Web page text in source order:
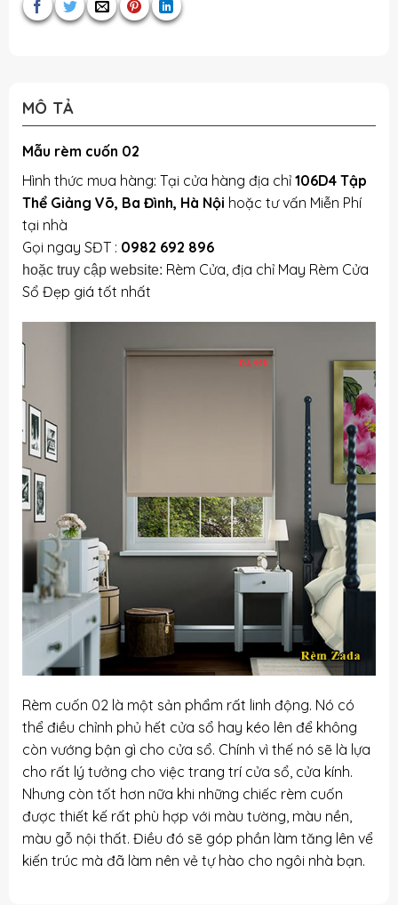
MÔ TẢ
Mẫu rèm cuốn 02
Hình thức mua hàng: Tại cửa hàng địa chỉ 106D4 Tập
Thể Giảng Võ, Ba Đình, Hà Nội hoặc tư vấn Miễn Phí
tại nhà
Gọi ngay SĐT : 0982 692 896
hoặc truy cập website: Rèm Cửa, địa chỉ May Rèm Cửa
Sổ Đẹp giá tốt nhất
Rèm cuốn 02 là một sản phẩm rất linh động. Nó có
thể điều chỉnh phủ hết cửa sổ hay kéo lên để không
còn vướng bận gì cho cửa sổ. Chính vì thế nó sẽ là lựa
cho rất lý tưởng cho việc trang trí cửa sổ, cửa kính.
Nhưng còn tốt hơn nữa khi những chiếc rèm cuốn
được thiết kế rất phù hợp với màu tường, màu nền,
màu gỗ nội thất. Điều đó sẽ góp phần làm tăng lên vể
kiến trúc mà đã làm nên vẻ tự hào cho ngôi nhà bạn.